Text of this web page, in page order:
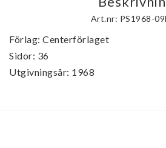
Art.nr: PS1968-
Förlag: Centerförlaget
Sidor: 36
Utgivningsår: 1968